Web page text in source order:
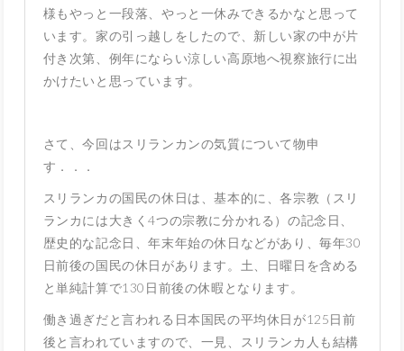
様もやっと一段落、やっと一休みできるかなと思って
います。家の引っ越しをしたので、新しい家の中が片
付き次第、例年にならい涼しい高原地へ視察旅行に出
かけたいと思っています。
さて、今回はスリランカンの気質について物申
す．．．
スリランカの国民の休日は、基本的に、各宗教（スリ
ランカには大きく4つの宗教に分かれる）の記念日、
歴史的な記念日、年末年始の休日などがあり、毎年30
日前後の国民の休日があります。土、日曜日を含める
と単純計算で130日前後の休暇となります。
働き過ぎだと言われる日本国民の平均休日が125日前
後と言われていますので、一見、スリランカ人も結構